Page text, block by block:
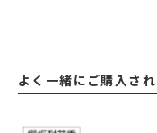
よく一緒にご購入さ